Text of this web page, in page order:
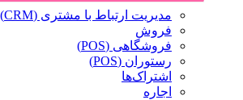
مدیریت ارتباط با مشتری (CRM)
فروش
فروشگاهی (POS)
رستوران (POS)
اشتراک‌ها
اجاره